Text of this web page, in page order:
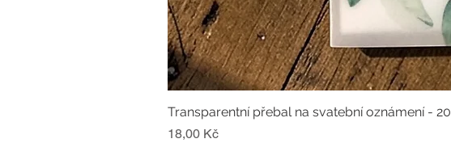
Transparentní přebal na svatební oznámení - 20
Cena
18,00 Kč